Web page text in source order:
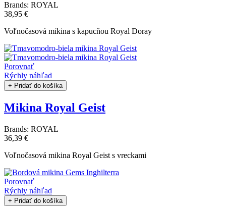
Brands: ROYAL
38,95 €
Voľnočasová mikina s kapucňou Royal Doray
Porovnať
Rýchly náhľad
+ Pridať do košíka
Mikina Royal Geist
Brands: ROYAL
36,39 €
Voľnočasová mikina Royal Geist s vreckami
Porovnať
Rýchly náhľad
+ Pridať do košíka